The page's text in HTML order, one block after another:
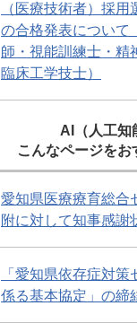
（医療技術者）採用
の合格発表について
師・視能訓練士・精
臨床工学技士）
AI（人工知
こんなページをお
愛知県医療療育総合
附に対して知事感謝
「愛知県依存症対策
係る基本協定」の締